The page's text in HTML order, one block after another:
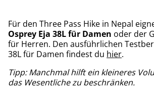
Für den Three Pass Hike in Nepal
Osprey Eja 38L für Damen oder der
für Herren. Den ausführlichen
38L für Damen findest du hier.
Tipp: Manchmal hilft ein kleineres
das Wesentliche zu beschränken.